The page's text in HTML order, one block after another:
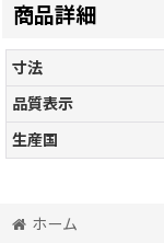
商品詳細
寸法
品質表示
生産国
ホーム